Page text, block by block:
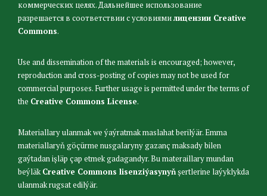
коммерческих целях. Дальнейшее использование
разрешается в соответствии с условиямилицензии Creative
Commons.
Use and dissemination of the materials is encouraged; however,
reproduction and cross-posting of copies may not be used for
commercial purposes. Further usage is permitted under the terms of
the Creative Commons License.
Materiallary ulanmak we ýaýratmak maslahat berilýär. Emma
materiallaryň göçürme nusgalaryny gazanç maksady bilen
gaýtadan işläp çap etmek gadagandyr. Bu materaillary mundan
beýläkCreative Commons lisenziýasynyňşertlerine laýyklykda
ulanmak rugsat edilýär.